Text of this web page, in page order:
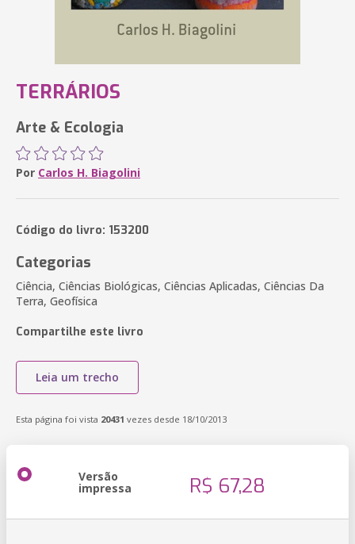
TERRÁRIOS
Arte & Ecologia
Por Carlos H. Biagolini
Código do livro: 153200
Categorias
Ciência, Ciências Biológicas, Ciências Aplicadas, Ciências Da
Terra, Geofísica
Compartilhe este livro
Leia um trecho
Esta página foi vista 20431 vezes desde 18/10/2013
Versão
impressa R$ 67,28